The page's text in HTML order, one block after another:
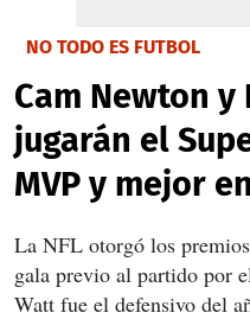
NO TODO ES FUTBOL
Cam Newton y
jugarán el
MVP y mejor
La NFL otorgó los
gala previo al partido por
Watt fue el defensivo del